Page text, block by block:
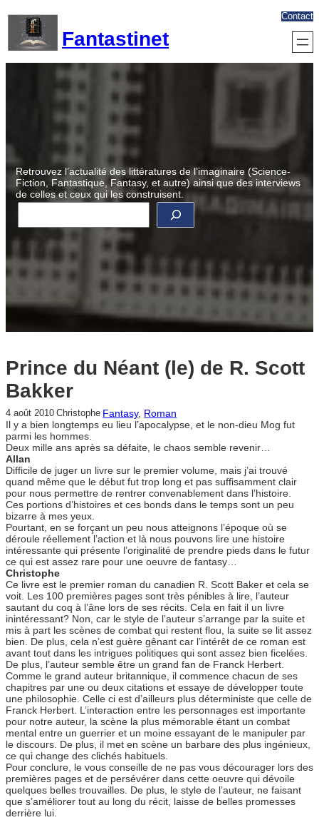
contenu
Fantastinet
Contact
Retrouvez l’actualité des littératures de l’imaginaire (Science-
Fiction, Fantastique, Fantasy, et autre) ainsi que des interviews
de celles et ceux qui les construisent.
R
c
h
r
Prince du Néant (le) de R. Scott
Bakker
4 août 2010 Christophe Fantasy, Roman
Il y a bien longtemps eu lieu l’apocalypse, et le non-dieu Mog fut
parmi les hommes.
Deux mille ans après sa défaite, le chaos semble revenir…
Allan
Difficile de juger un livre sur le premier volume, mais j’ai trouvé
quand même que le début fut trop long et pas suffisamment clair
pour nous permettre de rentrer convenablement dans l’histoire.
Ces portions d’histoires et ces bonds dans le temps sont un peu
bizarre à mes yeux.
Pourtant, en se forçant un peu nous atteignons l’époque où se
déroule réellement l’action et là nous pouvons lire une histoire
intéressante qui présente l’originalité de prendre pieds dans le futur
ce qui est assez rare pour une oeuvre de fantasy…
Christophe
Ce livre est le premier roman du canadien R. Scott Baker et cela se
voit. Les 100 premières pages sont très pénibles à lire, l’auteur
sautant du coq à l’âne lors de ses récits. Cela en fait il un livre
inintéressant? Non, car le style de l’auteur s’arrange par la suite et
mis à part les scènes de combat qui restent flou, la suite se lit assez
bien. De plus, cela n’est guère gênant car l’intérêt de ce roman est
avant tout dans les intrigues politiques qui sont assez bien ficelées.
De plus, l’auteur semble être un grand fan de Franck Herbert.
Comme le grand auteur britannique, il commence chacun de ses
chapitres par une ou deux citations et essaye de développer toute
une philosophie. Celle ci est d’ailleurs plus déterministe que celle de
Franck Herbert. L’interaction entre les personnages est importante
pour notre auteur, la scène la plus mémorable étant un combat
mental entre un guerrier et un moine essayant de le manipuler par
le discours. De plus, il met en scène un barbare des plus ingénieux,
ce qui change des clichés habituels.
Pour conclure, le vous conseille de ne pas vous décourager lors des
premières pages et de persévérer dans cette oeuvre qui dévoile
quelques belles trouvailles. De plus, le style de l’auteur, ne faisant
que s’améliorer tout au long du récit, laisse de belles promesses
derrière lui.